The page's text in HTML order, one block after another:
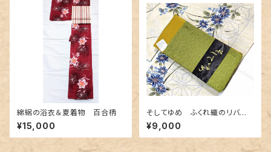
綿絽の浴衣＆夏着物 百合柄
¥15,000
そしてゆめ ふくれ織のリバー
シブル半幅帯 抹茶色×金茶色
¥9,000